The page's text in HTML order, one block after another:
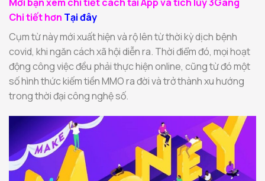
Mời bạn xem chi tiết cách tải App và tích lũy 3Gang
Chi tiết hơn Tại đây
Cụm từ này mới xuất hiện và rộ lên từ thời kỳ dịch bệnh
covid, khi ngăn cách xã hội diễn ra. Thời điểm đó, mọi hoạt
động công việc đều phải thực hiện online, cũng từ đó một
số hình thức kiếm tiền MMO ra đời và trở thành xu hướng
trong thời đại công nghệ số.